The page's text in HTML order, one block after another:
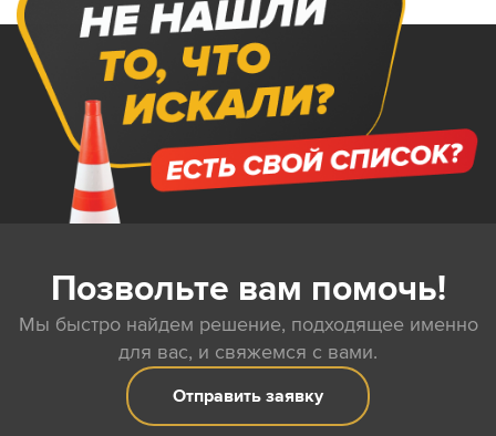
Позвольте вам помочь!
Мы быстро найдем решение, подходящее именно
для вас, и свяжемся с вами.
Отправить заявку